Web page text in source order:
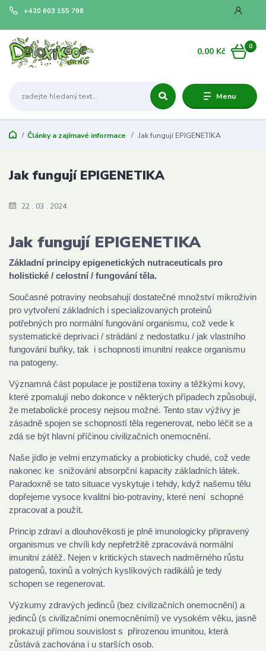
Menu
+420 603 155 798
0
0,00 Kč
Články a zajímavé informace Jak fungují EPIGENETIKA
22 03 2024
Jak fungují EPIGENETIKA
Jak fungují EPIGENETIKA
Základní principy epigenetických nutraceuticals pro
holistické / celostní / fungování těla.
Současné potraviny neobsahují dostatečné množství mikroživin
pro vytvoření základních i specializovaných proteinů
potřebných pro normální fungování organismu, což vede k
systematické deprivaci / strádání z nedostatku / jak vlastního
fungování buňky, tak i schopnosti imunitní reakce organismu
na patogeny.
Významná část populace je postižena toxiny a těžkými kovy,
které zpomalují nebo dokonce v některých případech způsobují,
že metabolické procesy nejsou možné. Tento stav výživy je
zásadně spojen se schopností těla regenerovat, nebo léčit se a
zdá se být hlavní příčinou civilizačních onemocnění.
Naše jídlo je velmi enzymaticky a probioticky chudé, což vede
nakonec ke snižování absorpční kapacity základních látek.
Paradoxně se tato situace vyskytuje i tehdy, když našemu tělu
dopřejeme vysoce kvalitní bio-potraviny, které není schopné
zpracovat a použít.
Princip zdraví a dlouhověkosti je plně imunologicky připravený
organismus ve chvíli kdy nepřetržitě zpracovává normální
imunitní zátěž. Nejen v kritických stavech nadměrného růstu
patogenů, toxinů a volných kyslíkových radikálů je tedy
schopen se regenerovat.
Výzkumy zdravých jedinců (bez civilizačních onemocnění) a
jedinců (s civilizačními onemocněními) ve vysokém věku, jasně
prokazují přímou souvislost s přirozenou imunitou, která
zůstává zachována i u starších osob.